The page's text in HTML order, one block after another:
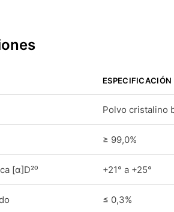
ESPECIFICACIÓN
Polvo cristalino
≥ 99,0%
[α]D²⁰ +21° a +25°
≤ 0,3%